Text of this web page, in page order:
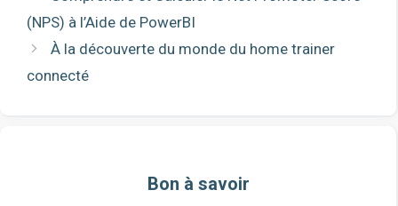
(NPS) à l’Aide de PowerBI
À la découverte du monde du home trainer
connecté
Bon à savoir